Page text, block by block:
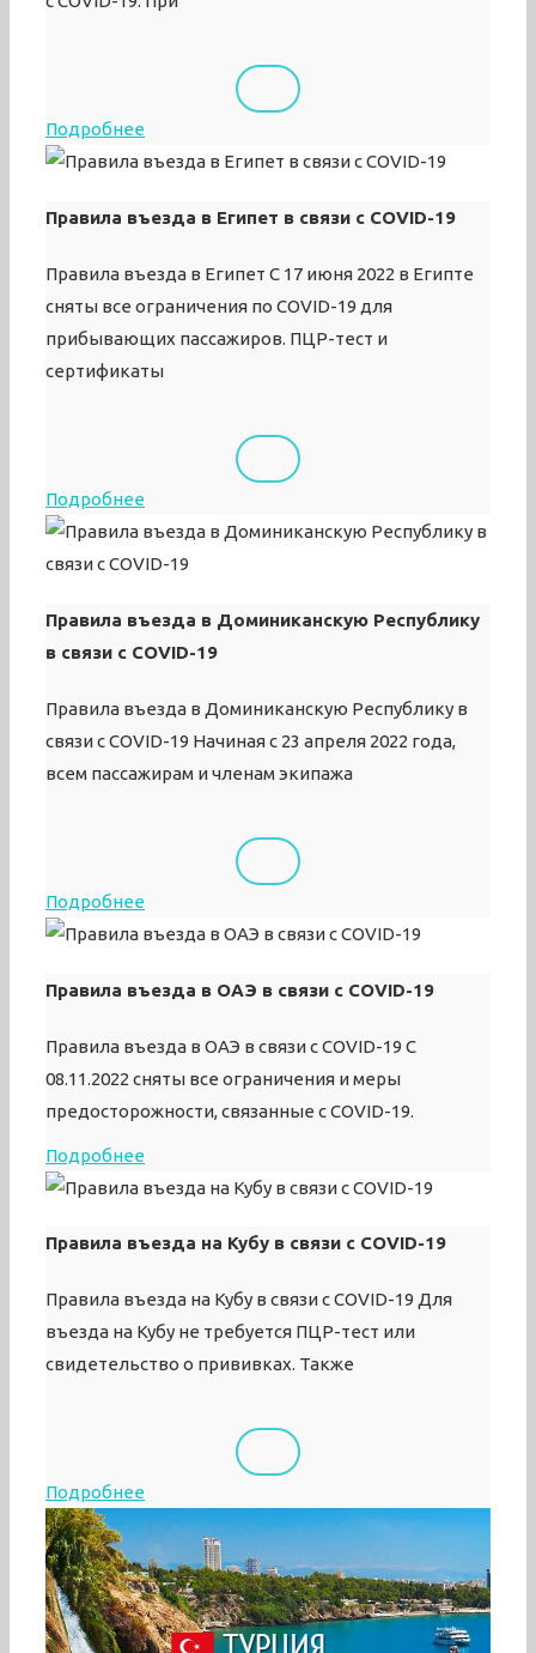
Подробнее
Правила въезда в Египет в связи с COVID-19
Правила въезда в Египет С 17 июня 2022 в Египте
сняты все ограничения по COVID-19 для
прибывающих пассажиров. ПЦР-тест и
сертификаты
Подробнее
Правила въезда в Доминиканскую Республику
в связи с COVID-19
Правила въезда в Доминиканскую Республику в
связи с COVID-19 Начиная с 23 апреля 2022 года,
всем пассажирам и членам экипажа
Подробнее
Правила въезда в ОАЭ в связи с COVID-19
Правила въезда в ОАЭ в связи с COVID-19 С
08.11.2022 сняты все ограничения и меры
предосторожности, связанные с COVID-19.
Подробнее
Правила въезда на Кубу в связи с COVID-19
Правила въезда на Кубу в связи с COVID-19 Для
въезда на Кубу не требуется ПЦР-тест или
свидетельство о прививках. Также
Подробнее